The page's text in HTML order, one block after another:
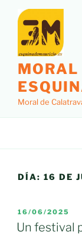
contenido
MORAL
Moral de
DÍA: 16 DE
PUBLICADO
EL
16/06/2025
Un festival